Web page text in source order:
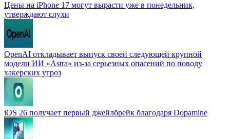
Цены на iPhone 17 могут вырасти уже в понедельник,
утверждают слухи
OpenAI откладывает выпуск своей следующей крупной
модели ИИ «Astra» из-за серьезных опасений по поводу
хакерских угроз
iOS 26 получает первый джейлбрейк благодаря Dopamine